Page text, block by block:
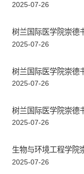
2025-07-26
树兰国际医学院崇德
2025-07-26
树兰国际医学院崇德
2025-07-26
树兰国际医学院崇德
2025-07-26
生物与环境工程学院
2025-07-26